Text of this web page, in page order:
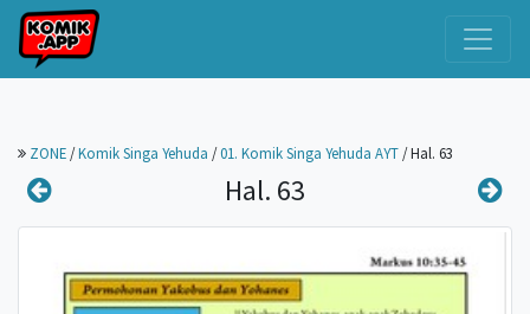
ZONE /Komik Singa Yehuda /01. Komik Singa Yehuda AYT /Hal. 63
Hal. 63